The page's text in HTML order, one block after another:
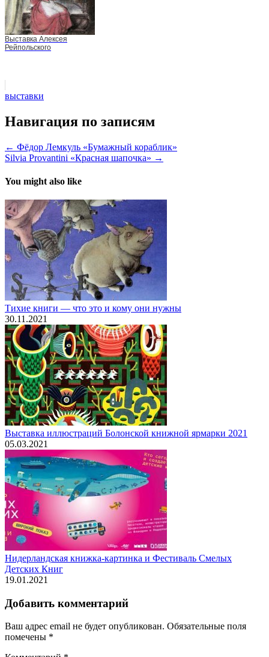
Выставка Алексея
Рейпольского
выставки
Навигация по записям
← Фёдор Лемкуль «Бумажный кораблик»
Silvia Provantini «Красная шапочка» →
You might also like
Тихие книги — что это и кому они нужны
30.11.2021
Выставка иллюстраций Болонской книжной ярмарки 2021
05.03.2021
Нидерландская книжка-картинка и Фестиваль Смелых
Детских Книг
19.01.2021
Добавить комментарий
Ваш адрес email не будет опубликован. Обязательные поля
помечены *